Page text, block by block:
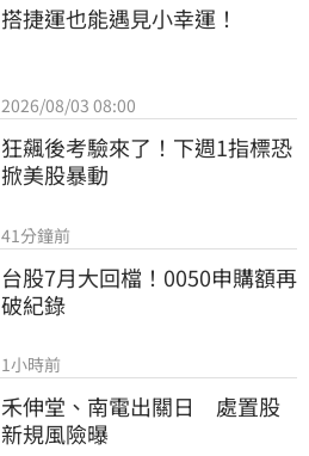
搭捷運也能遇見小幸運！
2026/08/03 08:00
狂飆後考驗來了！下週1指標恐
掀美股暴動
41分鐘前
台股7月大回檔！0050申購額再
破紀錄
1小時前
禾伸堂、南電出關日　處置股
新規風險曝